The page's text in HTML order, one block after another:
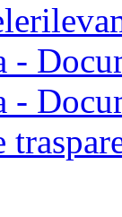
-
-